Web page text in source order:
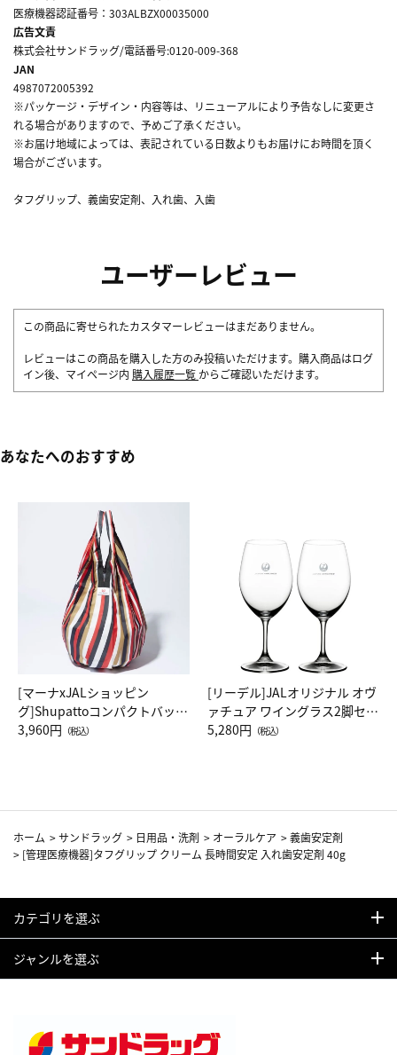
医療機器認証番号：303ALBZX00035000
広告文責
株式会社サンドラッグ/電話番号:0120-009-368
JAN
4987072005392
※パッケージ・デザイン・内容等は、リニューアルにより予告なしに変更さ
れる場合がありますので、予めご了承ください。
※お届け地域によっては、表記されている日数よりもお届けにお時間を頂く
場合がございます。
タフグリップ、義歯安定剤、入れ歯、入歯
ユーザーレビュー
この商品に寄せられたカスタマーレビューはまだありません。
レビューはこの商品を購入した方のみ投稿いただけます。購入商品はログ
イン後、マイページ内 購入履歴一覧 からご確認いただけます。
あなたへのおすすめ
[マーナxJALショッピン
グ]Shupattoコンパクトバッグ
Drop JAL客室乗務員（LC）ス
3,960円 （税込）
[リーデル]JALオリジナル オヴ
ァチュア ワイングラス2脚セッ
ト（レッドワイン）
5,280円 （税込）
ホーム >サンドラッグ > 日用品・洗剤 > オーラルケア >義歯安定剤
> [管理医療機器]タフグリップ クリーム 長時間安定 入れ歯安定剤 40g
カテゴリを選ぶ
ジャンルを選ぶ